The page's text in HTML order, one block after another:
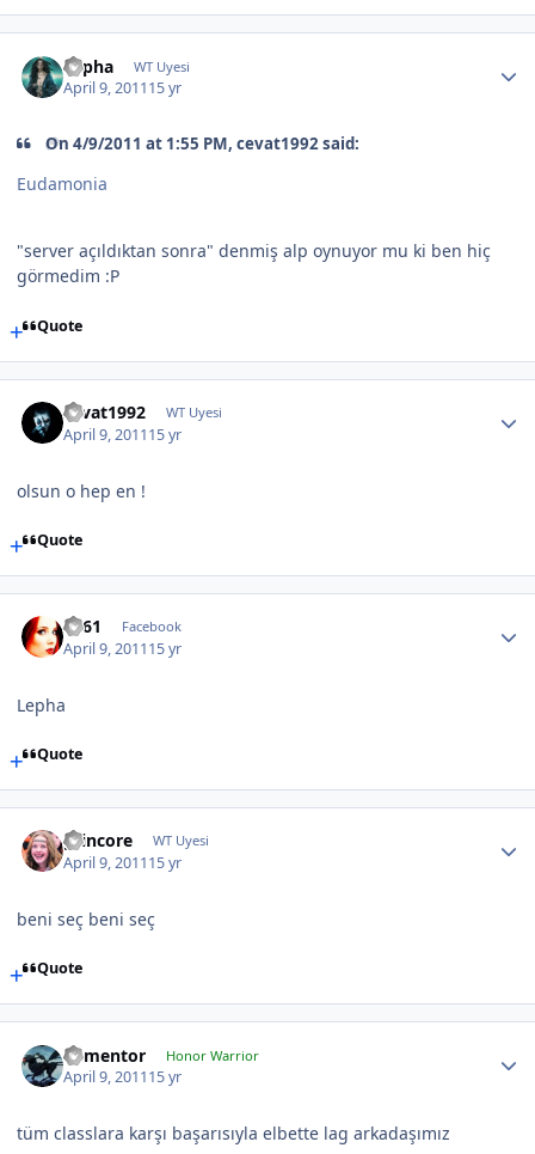
Lepha WT Uyesi
April 9, 201115 yr
On 4/9/2011 at 1:55 PM, cevat1992 said:
Eudamonia
"server açıldıktan sonra" denmiş alp oynuyor mu ki ben hiç
görmedim :P
Quote
cevat1992 WT Uyesi
April 9, 201115 yr
olsun o hep en !
Quote
TS61 Facebook
April 9, 201115 yr
Lepha
Quote
grincore WT Uyesi
April 9, 201115 yr
beni seç beni seç
Quote
dementor Honor Warrior
April 9, 201115 yr
tüm classlara karşı başarısıyla elbette lag arkadaşımız